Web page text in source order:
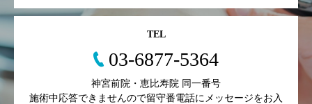
TEL
03-6877-5364
神宮前院・恵比寿院 同一番号
施術中応答できませんので留守番電話にメッセージをお入